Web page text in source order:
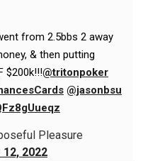
from 2.5bbs 2 away
& then putting
$200k!!!@tritonpoker
@jasonbsu
Pleasure
2022